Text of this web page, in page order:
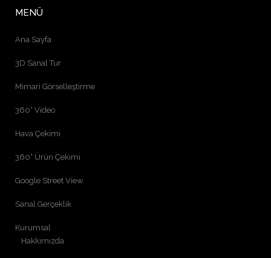
MENÜ
Ana Sayfa
3D Sanal Tur
Mimari Görselleştirme
360° Video
Hava Çekimi
360° Ürün Çekimi
Google Street View
Sanal Gerçeklik
Kurumsal
Hakkımızda